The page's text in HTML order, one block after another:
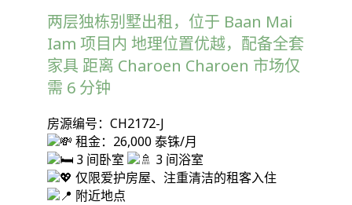
两层独栋别墅出租，位于 Baan Mai
Iam 项目内 地理位置优越，配备全套
家具 距离 Charoen Charoen 市场仅
需 6 分钟
房源编号：CH2172-J
租金：26,000 泰铢/月
3 间卧室
3 间浴室
仅限爱护房屋、注重清洁的租客入住
附近地点